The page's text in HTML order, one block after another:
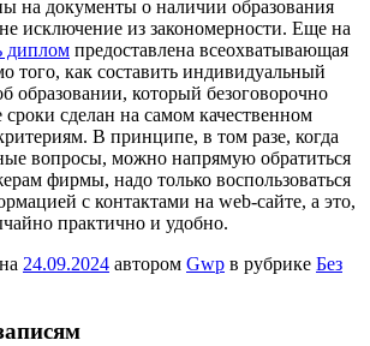
на документы о наличии образования
исключение из закономерности. Еще на
диплом предоставлена всеохватывающая
того, как составить индивидуальный
образовании, который безоговорочно
сроки сделан на самом качественном
В принципе, в том разе, когда
вопросы, можно напрямую обратиться
фирмы, надо только воспользоваться
с контактами на web-сайте, а это,
практично и удобно.
24.09.2024 автором Gwp в рубрике Без